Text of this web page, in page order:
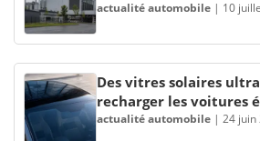
actualité automobile | 10
Des vitres solaires
recharger les voitures
actualité automobile | 24 juin